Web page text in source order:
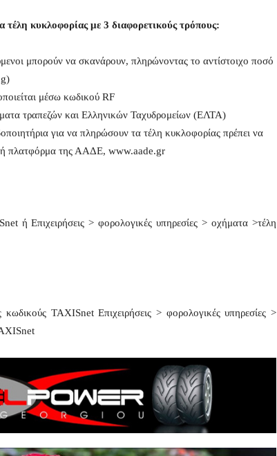
κυκλοφορίας με 3 διαφορετικούς τρόπους:
μπορούν να σκανάρουν, πληρώνοντας το αντίστοιχο ποσό
μέσω κωδικού RF
τραπεζών και Ελληνικών Ταχυδρομείων (ΕΛΤΑ)
για να πληρώσουν τα τέλη κυκλοφορίας πρέπει να
πλατφόρμα της ΑΑΔΕ, www.aade.gr
ή Επιχειρήσεις > φορολογικές υπηρεσίες > οχήματα >τέλη
TAXISnet Επιχειρήσεις > φορολογικές υπηρεσίες >